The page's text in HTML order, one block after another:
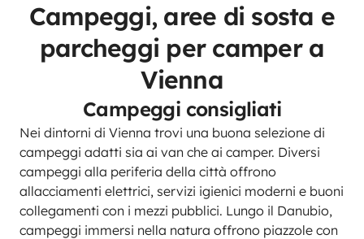
Campeggi, aree di sosta e
parcheggi per camper a
Vienna
Campeggi consigliati
Nei dintorni di Vienna trovi una buona selezione di
campeggi adatti sia ai van che ai camper. Diversi
campeggi alla periferia della città offrono
allacciamenti elettrici, servizi igienici moderni e buoni
collegamenti con i mezzi pubblici. Lungo il Danubio,
campeggi immersi nella natura offrono piazzole con